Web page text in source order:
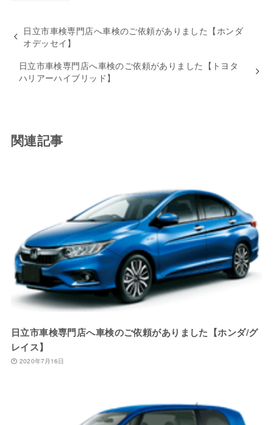
日立市車検専門店へ車検のご依頼がありました【ホンダ
オデッセイ】
日立市車検専門店へ車検のご依頼がありました【トヨタ
ハリアーハイブリッド】
関連記事
日立市車検専門店へ車検のご依頼がありました【ホンダ/グ
レイス】
2020年7月16日